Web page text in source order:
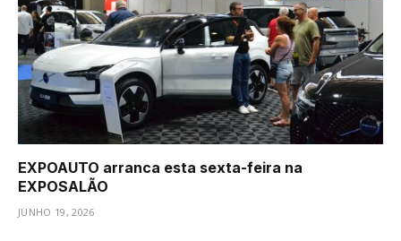
EXPOAUTO arranca esta sexta-feira na
EXPOSALÃO
JUNHO 19, 2026